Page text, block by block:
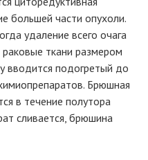
большей части опухоли.
удаление всего очага
ткани размером
вводится подогретый до
Брюшная
в течение полутора
сливается, брюшина